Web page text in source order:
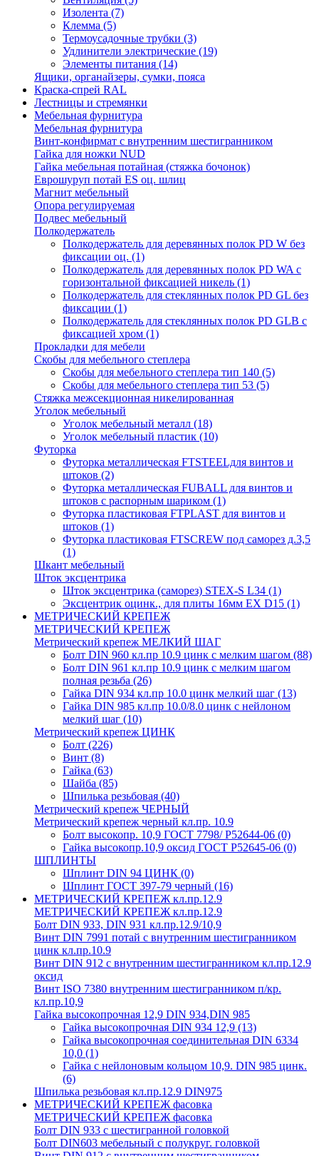
Изолента (7)
Клемма (5)
Термоусадочные трубки (3)
Удлинители электрические (19)
Элементы питания (14)
Ящики, органайзеры, сумки, пояса
Краска-спрей RAL
Лестницы и стремянки
Мебельная фурнитура
Мебельная фурнитура
Винт-конфирмат с внутренним шестигранником
Гайка для ножки NUD
Гайка мебельная потайная (стяжка бочонок)
Еврошуруп потай ES оц. шлиц
Магнит мебельный
Опора регулируемая
Подвес мебельный
Полкодержатель
Полкодержатель для деревянных полок PD W без
фиксации оц. (1)
Полкодержатель для деревянных полок PD WA с
горизонтальной фиксацией никель (1)
Полкодержатель для стеклянных полок PD GL без
фиксации (1)
Полкодержатель для стеклянных полок PD GLВ с
фиксацией хром (1)
Прокладки для мебели
Скобы для мебельного степлера
Скобы для мебельного степлера тип 140 (5)
Скобы для мебельного степлера тип 53 (5)
Стяжка межсекционная никелированная
Уголок мебельный
Уголок мебельный металл (18)
Уголок мебельный пластик (10)
Футорка
Футорка металлическая FTSTEELдля винтов и
штоков (2)
Футорка металлическая FUBALL для винтов и
штоков с распорным шариком (1)
Футорка пластиковая FTPLAST для винтов и
штоков (1)
Футорка пластиковая FTSCREW под саморез д.3,5
(1)
Шкант мебельный
Шток эксцентрика
Шток эксцентрика (саморез) STEX-S L34 (1)
Эксцентрик оцинк., для плиты 16мм EX D15 (1)
МЕТРИЧЕСКИЙ КРЕПЕЖ
МЕТРИЧЕСКИЙ КРЕПЕЖ
Метрический крепеж МЕЛКИЙ ШАГ
Болт DIN 960 кл.пр 10.9 цинк с мелким шагом (88)
Болт DIN 961 кл.пр 10.9 цинк с мелким шагом
полная резьба (26)
Гайка DIN 934 кл.пр 10.0 цинк мелкий шаг (13)
Гайка DIN 985 кл.пр 10.0/8.0 цинк с нейлоном
мелкий шаг (10)
Метрический крепеж ЦИНК
Болт (226)
Винт (8)
Гайка (63)
Шайба (85)
Шпилька резьбовая (40)
Метрический крепеж ЧЕРНЫЙ
Метрический крепеж черный кл.пр. 10.9
Болт высокопр. 10,9 ГОСТ 7798/ Р52644-06 (0)
Гайка высокопр.10,9 оксид ГОСТ Р52645-06 (0)
ШПЛИНТЫ
Шплинт DIN 94 ЦИНК (0)
Шплинт ГОСТ 397-79 черный (16)
МЕТРИЧЕСКИЙ КРЕПЕЖ кл.пр.12.9
МЕТРИЧЕСКИЙ КРЕПЕЖ кл.пр.12.9
Болт DIN 933, DIN 931 кл.пр.12.9/10,9
Винт DIN 7991 потай с внутренним шестигранником
цинк кл.пр.10.9
Винт DIN 912 с внутренним шестигранником кл.пр.12.9
оксид
Винт ISO 7380 внутренним шестигранником п/кр.
кл.пр.10,9
Гайка высокопрочная 12,9 DIN 934,DIN 985
Гайка высокопрочная DIN 934 12,9 (13)
Гайка высокопрочная соединительная DIN 6334
10,0 (1)
Гайка с нейлоновым кольцом 10,9. DIN 985 цинк.
(6)
Шпилька резьбовая кл.пр.12.9 DIN975
МЕТРИЧЕСКИЙ КРЕПЕЖ фасовка
МЕТРИЧЕСКИЙ КРЕПЕЖ фасовка
Болт DIN 933 с шестигранной головкой
Болт DIN603 мебельный с полукруг. головкой